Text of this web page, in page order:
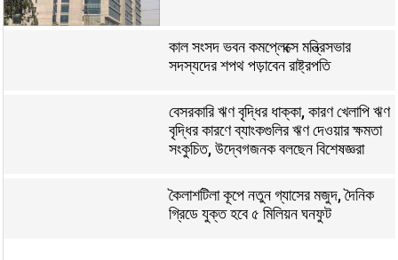
কাল সংসদ ভবন কমপ্লেক্সে মন্ত্রিসভার
সদস্যদের শপথ পড়াবেন রাষ্ট্রপতি
বেসরকারি ঋণ বৃদ্ধির ধাক্কা, কারণ খেলাপি ঋণ
বৃদ্ধির কারণে ব্যাংকগুলির ঋণ দেওয়ার ক্ষমতা
সংকুচিত, উদ্বেগজনক বলছেন বিশেষজ্ঞরা
কৈলাশটিলা কূপে নতুন গ্যাসের মজুদ, দৈনিক
গ্রিডে যুক্ত হবে ৫ মিলিয়ন ঘনফুট